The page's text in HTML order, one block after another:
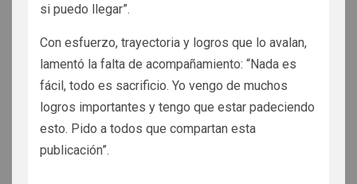
si puedo llegar”.
Con esfuerzo, trayectoria y logros que lo avalan,
lamentó la falta de acompañamiento: “Nada es
fácil, todo es sacrificio. Yo vengo de muchos
logros importantes y tengo que estar padeciendo
esto. Pido a todos que compartan esta
publicación”.